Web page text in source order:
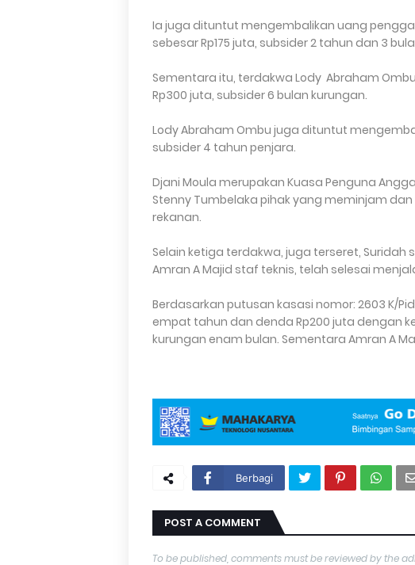
Ia juga dituntut mengembalikan uang
sebesar Rp175 juta, subsider 2 tahun dan 3
Sementara itu, terdakwa Lody Abraham
Rp300 juta, subsider 6 bulan kurungan.
Lody Abraham Ombu juga dituntut
subsider 4 tahun penjara.
Djani Moula merupakan Kuasa Penguna
Stenny Tumbelaka pihak yang meminjam dan
rekanan.
Selain ketiga terdakwa, juga terseret,
Amran A Majid staf teknis, telah selesai
Berdasarkan putusan kasasi nomor: 2603 K/
empat tahun dan denda Rp200 juta dengan
kurungan enam bulan. Sementara Amran A
Berbagi
POST A COMMENT
To be published, comments must be reviewed by the